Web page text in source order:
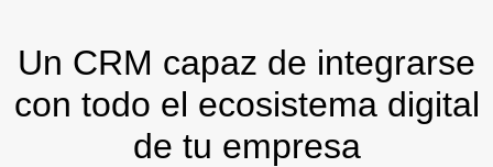
Un CRM capaz de integrarse
con todo el ecosistema digital
de tu empresa